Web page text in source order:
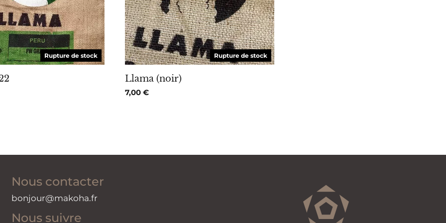
Rupture de stock Rupture de stock
Llama (noir)
7,00€
Nous contacter
bonjour@makoha.fr
Nous suivre